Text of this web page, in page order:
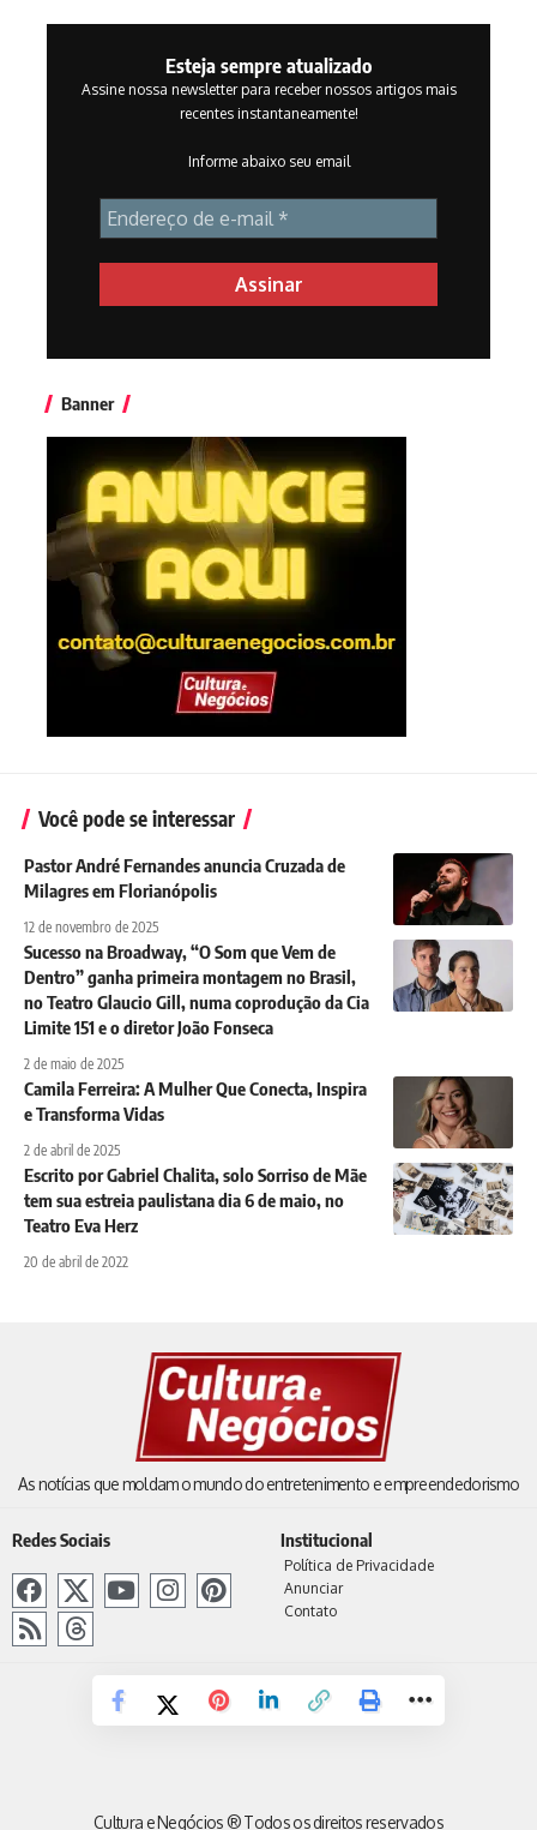
Esteja sempre atualizado
Assine nossa newsletter para receber nossos artigos mais
recentes instantaneamente!
Informe abaixo seu email
Banner
Você pode se interessar
Pastor André Fernandes anuncia Cruzada de
Milagres em Florianópolis
12 de novembro de 2025
Sucesso na Broadway, “O Som que Vem de
Dentro” ganha primeira montagem no Brasil,
no Teatro Glaucio Gill, numa coprodução da Cia
Limite 151 e o diretor João Fonseca
2 de maio de 2025
Camila Ferreira: A Mulher Que Conecta, Inspira
e Transforma Vidas
2 de abril de 2025
Escrito por Gabriel Chalita, solo Sorriso de Mãe
tem sua estreia paulistana dia 6 de maio, no
Teatro Eva Herz
20 de abril de 2022
As notícias que moldam o mundo do entretenimento e empreendedorismo
Redes Sociais Institucional
Política de Privacidade
Anunciar
Contato
Cultura e Negócios ® Todos os direitos reservados